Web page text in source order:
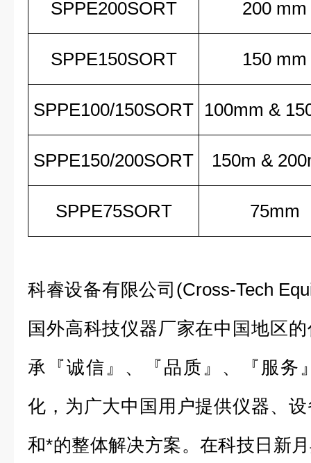
SPPE200SORT 200 mm
SPPE150SORT 150 mm
SPPE100/150SORT 100mm &
SPPE150/200SORT 150m &
SPPE75SORT 75mm
科睿设备有限公司(Cross-Tech
国外高科技仪器厂家在中国地区
承『诚信』、『品质』、『服务
化，为广大中国用户提供仪器、
和*的整体解决方案。在科技日新